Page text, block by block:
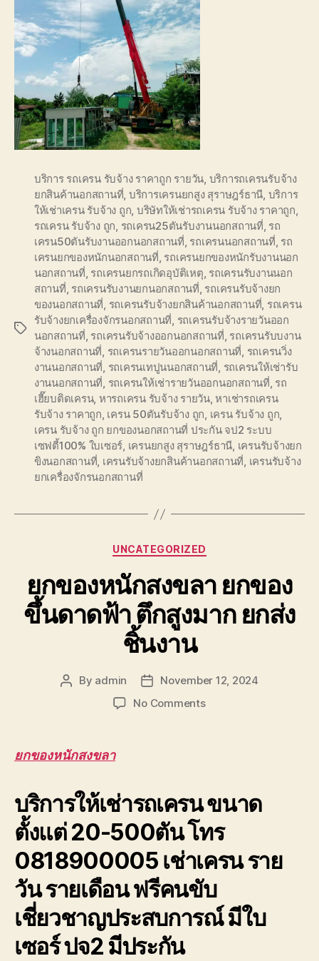
Tags
บริการ รถเครน รับจ้าง ราคาถูก รายวัน, บริการถเครนรับจ้าง
ยกสินค้านอกสถานที่, บริการเครนยกสูง สุราษฎร์ธานี, บริการ
ให้เช่าเครน รับจ้าง ถูก, บริษัทให้เช่ารถเครน รับจ้าง ราคาถูก,
รถเครน รับจ้าง ถูก, รถเครน25ตันรับงานนอกสถานที่, รถ
เครน50ตันรับงานออกนอกสถานที่, รถเครนนอกสถานที่, รถ
เครนยกของหนักนอกสถานที่, รถเครนยกของหนักรับงานนอก
นอกสถานที่, รถเครนยกรถเกิดอุบัติเหตุ, รถเครนรับงานนอก
สถานที่, รถเครนรับงานยกนอกสถานที่, รถเครนรับจ้างยก
ของนอกสถานที่, รถเครนรับจ้างยกสินค้านอกสถานที่, รถเครน
รับจ้างยกเครื่องจักรนอกสถานที่, รถเครนรับจ้างรายวันออก
นอกสถานที่, รถเครนรับจ้างออกนอกสถานที่, รถเครนรับบงาน
จ้างนอกสถานที่, รถเครนรายวันออกนอกสถานที่, รถเครนวิ่ง
งานนอกสถานที่, รถเครนเทปูนนอกสถานที่, รถเครนให้เช่ารับ
งานนอกสถานที่, รถเครนให้เช่ารายวันออกนอกสถานที่, รถ
เฮี๊ยบติดเครน, หารถเครน รับจ้าง รายวัน,หาเช่ารถเครน
รับจ้าง ราคาถูก, เครน 50ตันรับจ้าง ถูก, เครน รับจ้าง ถูก,
เครน รับจ้าง ถูก ยกของนอกสถานที่ ประกัน จป2 ระบบ
เซฟตี้100% ใบเซอร์, เครนยกสูง สุราษฎร์ธานี, เครนรับจ้างยก
ขิงนอกสถานที่, เครนรับจ้างยกสินค้านอกสถานที่, เครนรับจ้าง
ยกเครื่องจักรนอกสถานที่
Categories
UNCATEGORIZED
ยกของหนักสงขลา ยกของ
ขึ้นดาดฟ้า ตึกสูงมาก ยกส่ง
ชิ้นงาน
Post
By admin
Post
date
November 12, 2024
No Commentson
ของ
ขึ้น
ดาดฟ้า
ตึก
สูง
ยก
ส่ง
ชิ้น
ยกของหนักสงขลา
บริการให้เช่ารถเครน ขนาด
ตั้งแต่ 20-500ตัน โทร
0818900005 เช่าเครน ราย
วัน รายเดือน ฟรีคนขับ
เชี่ยวชาญประสบการณ์ มีใบ
เซอร์ ปจ2 มีประกัน